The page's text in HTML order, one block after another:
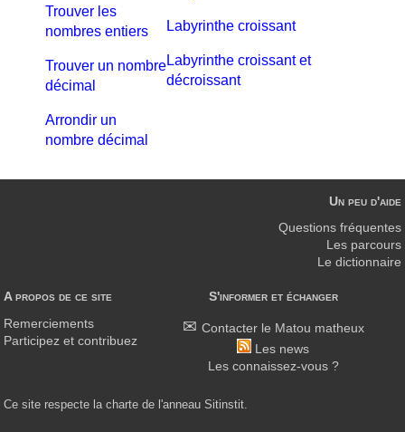
Trouver les
nombres entiers
Trouver un nombre
décimal
Arrondir un
nombre décimal
Labyrinthe croissant
Labyrinthe croissant et
décroissant
A propos de ce site
Remerciements
Participez et contribuez
S'informer et échanger
Contacter le Matou matheux
Les news
Les connaissez-vous ?
Un peu d'aide
Questions fréquentes
Les parcours
Le dictionnaire
Ce site respecte la charte de l'anneau Sitinstit.